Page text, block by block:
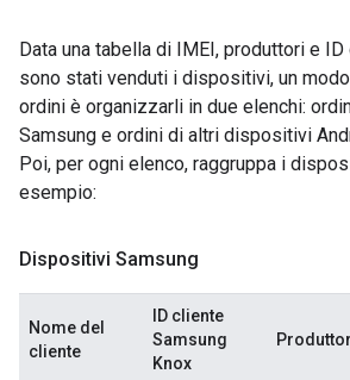
Data una tabella di IMEI, produttori e
sono stati venduti i dispositivi, un
ordini è organizzarli in due elenchi:
Samsung e ordini di altri dispositivi
Poi, per ogni elenco, raggruppa i
esempio:
Dispositivi Samsung
Nome del
cliente
ID cliente
Samsung
Knox